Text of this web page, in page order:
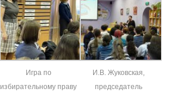
Игра по
избирательному праву
И.В. Жуковская,
председатель